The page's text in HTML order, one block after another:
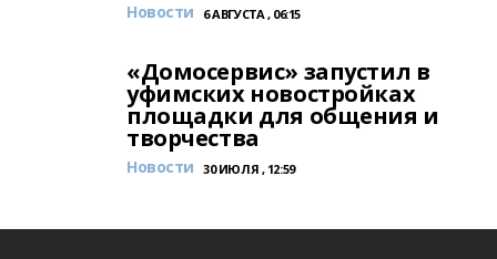
Новости 6 АВГУСТА , 06:15
«Домосервис» запустил в
уфимских новостройках
площадки для общения и
творчества
Новости 30 ИЮЛЯ , 12:59